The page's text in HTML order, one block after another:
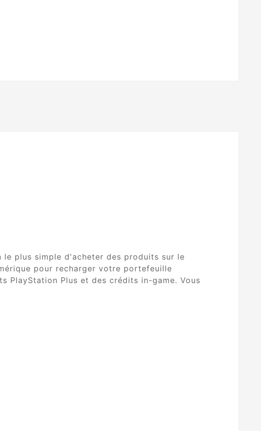
le plus simple d'acheter des produits sur le
pour recharger votre portefeuille
PlayStation Plus et des crédits in-game. Vous